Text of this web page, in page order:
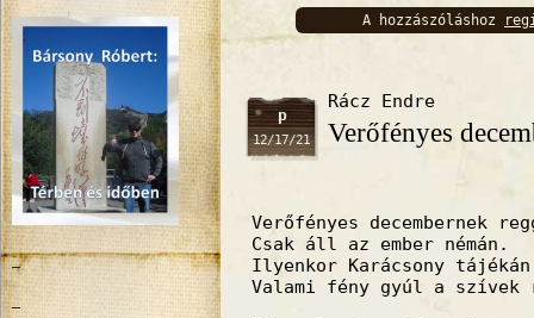
A hozzászóláshoz
p
12/17/21
Rácz Endre
Verőfényes
Verőfényes decembernek
Csak áll az ember némán.
Ilyenkor Karácsony
Valami fény gyúl a szívek